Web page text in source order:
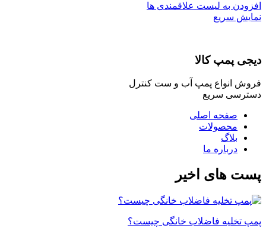
افزودن به لیست علاقمندی ها
نمایش سریع
دیجی پمپ کالا
فروش انواع پمپ آب و ست کنترل
دسترسی سریع
صفحه اصلی
محصولات
بلاگ
درباره ما
پست های اخیر
پمپ تخلیه فاضلاب خانگی چیست؟